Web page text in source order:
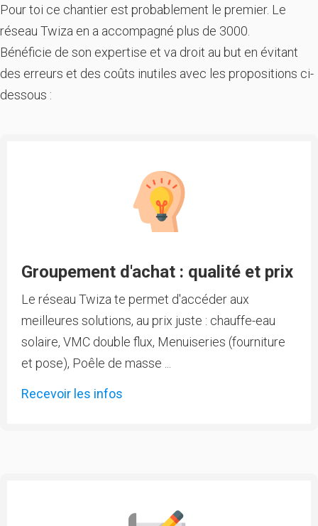
Pour toi ce chantier est probablement le premier. Le
réseau Twiza en a accompagné plus de 3000.
Bénéficie de son expertise et va droit au but en évitant
des erreurs et des coûts inutiles avec les propositions ci-
dessous :
Groupement d'achat : qualité et prix
Le réseau Twiza te permet d'accéder aux
meilleures solutions, au prix juste : chauffe-eau
solaire, VMC double flux, Menuiseries (fourniture
et pose), Poêle de masse ...
Recevoir les infos